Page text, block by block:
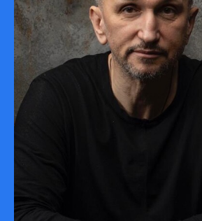
ВСЕГДА
ВСЕ, ЧТО ВАЖНО ЗНАТЬ
ПЕРЕД УЧАСТИЕМ В